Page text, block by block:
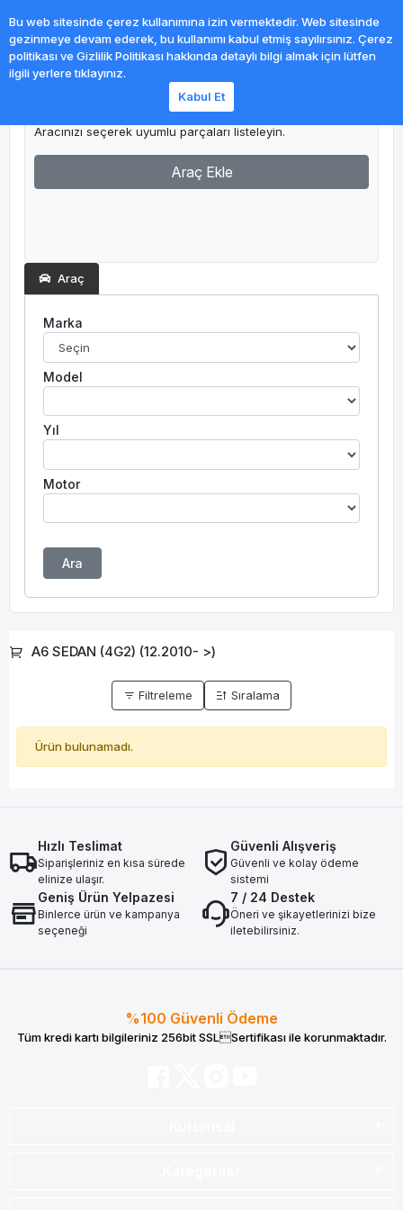
Aracınızı seçerek uyumlu parçaları listeleyin.
Araç Ekle
Araç
Marka
Model
Yıl
Motor
Ara
A6 SEDAN (4G2) (12.2010- >)
Filtreleme Sıralama
Ürün bulunamadı.
Hızlı Teslimat
Siparişleriniz en kısa sürede
elinize ulaşır.
Güvenli Alışveriş
Güvenli ve kolay ödeme
sistemi
Geniş Ürün Yelpazesi
Binlerce ürün ve kampanya
seçeneği
7 / 24 Destek
Öneri ve şikayetlerinizi bize
iletebilirsiniz.
%100 Güvenli Ödeme
Tüm kredi kartı bilgileriniz 256bit SSLSertifikası ile korunmaktadır.
Bu web sitesinde çerez kullanımına izin vermektedir. Web sitesinde
gezinmeye devam ederek, bu kullanımı kabul etmiş sayılırsınız. Çerez
politikası ve Gizlilik Politikası hakkında detaylı bilgi almak için lütfen
ilgili yerlere tıklayınız.
Kabul Et